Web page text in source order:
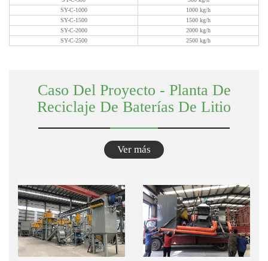
Caso Del Proyecto - Planta De
Reciclaje De Baterías De Litio
Ver más